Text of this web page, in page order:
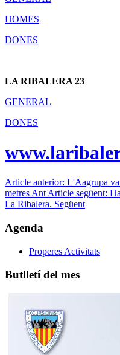
HOMES
DONES
LA RIBALERA 23
GENERAL
DONES
Article anterior: L'Aagrupa
metres Ant Article següent:
La Ribalera. Següent
Agenda
Properes Activitats
Butlletí del mes